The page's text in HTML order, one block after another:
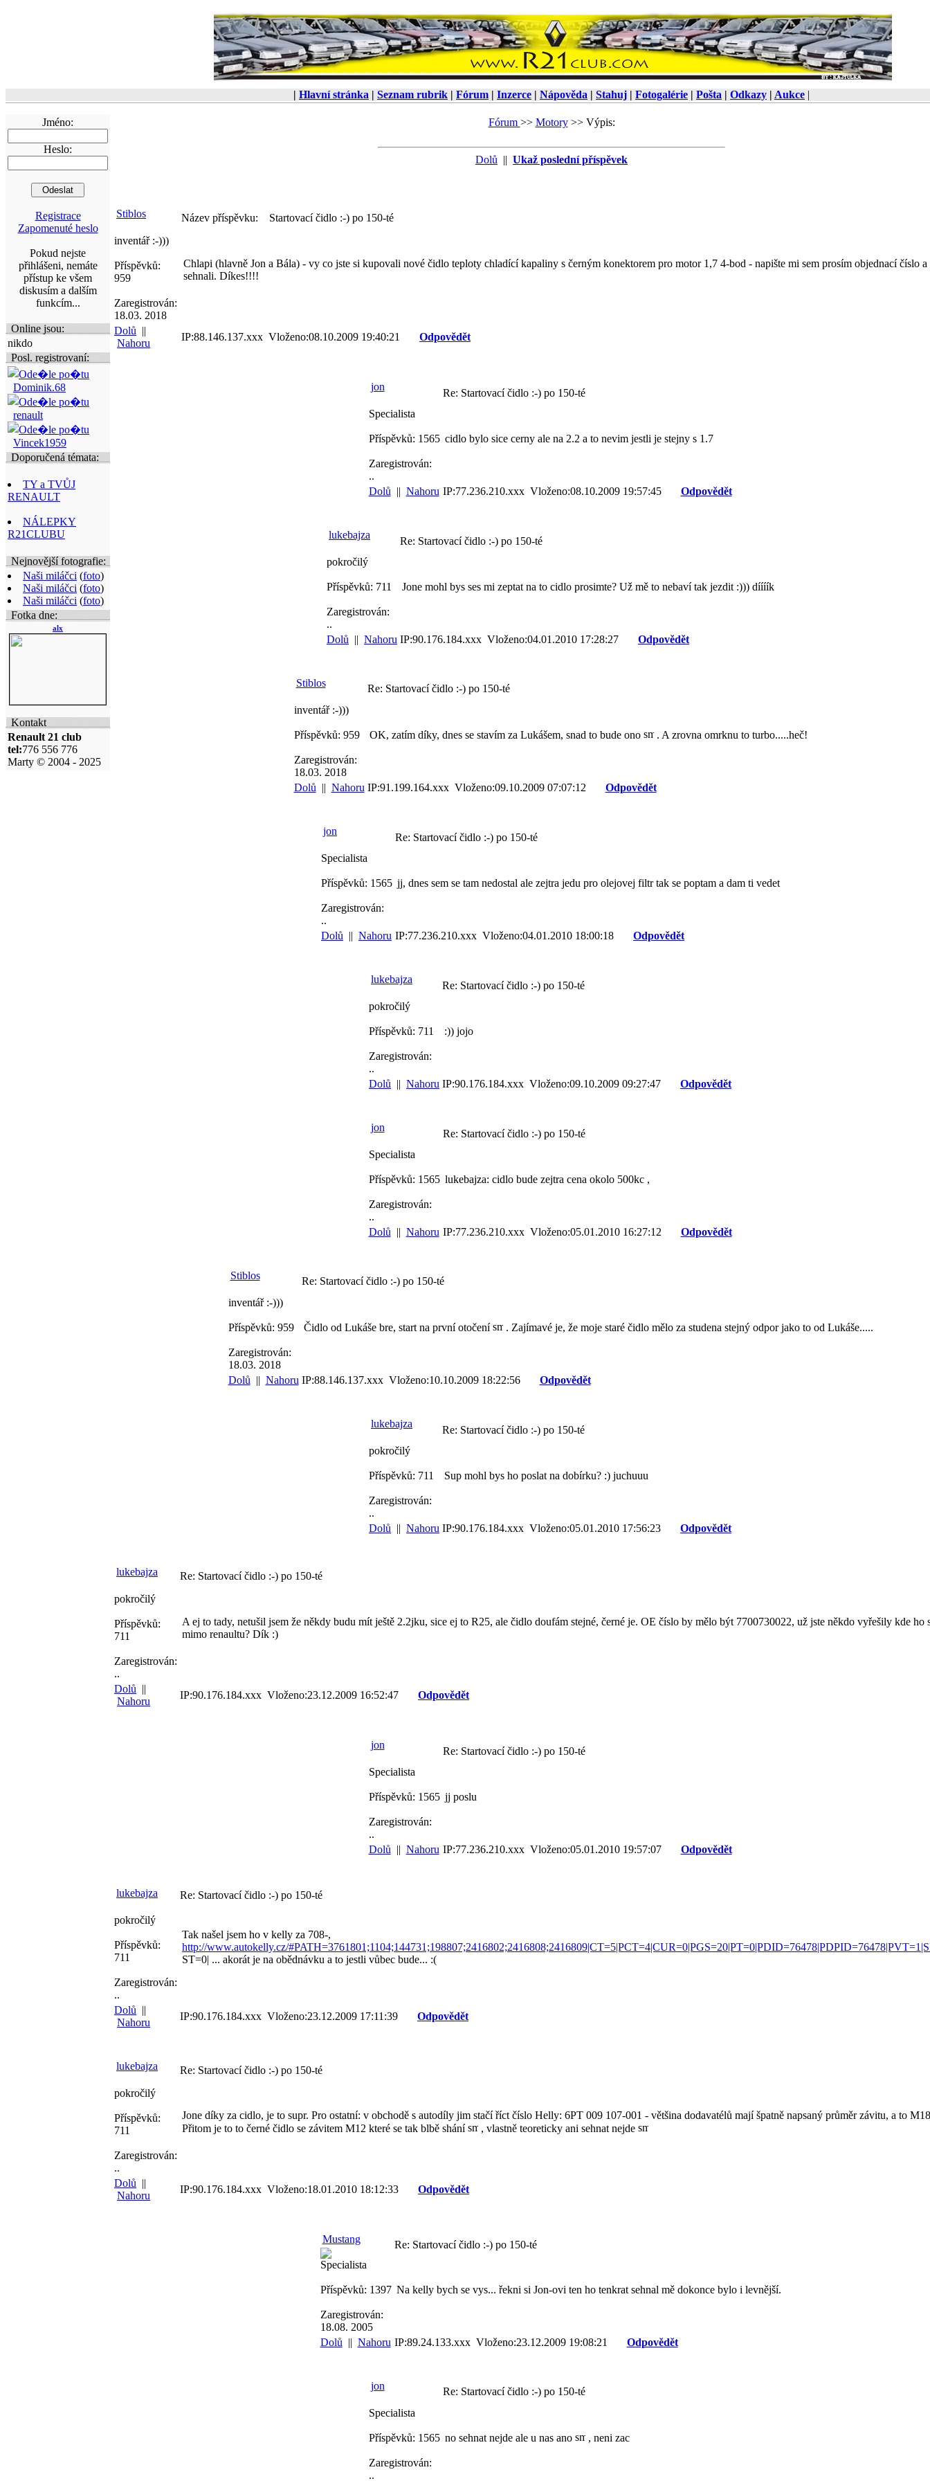
| Hlavní stránka | Seznam rubrik | Fórum | Inzerce | Nápověda | Stahuj | Fotogalérie | Pošta | Odkazy | Aukce |
Jméno:
Heslo:
Registrace
Zapomenuté heslo
Pokud nejste
přihlášeni, nemáte
přístup ke všem
diskusím a dalším
funkcím...
Online jsou:
nikdo
Posl. registrovaní:
Dominik.68
renault
Vincek1959
Doporučená témata:
TY a TVŮJ
RENAULT
NÁLEPKY
R21CLUBU
Nejnovější fotografie:
Naši miláčci (foto)
Naši miláčci (foto)
Naši miláčci (foto)
Fotka dne:
alx
Kontakt
Renault 21 club
tel:776 556 776
Marty © 2004 - 2025
Fórum >> Motory>> Výpis:
Dolů || Ukaž poslední příspěvek
Stiblos
inventář :-)))
Příspěvků:
959
Zaregistrován:
18.03. 2018
Název příspěvku: Startovací čidlo :-) po 150-té
Chlapi (hlavně Jon a Bála) - vy co jste si kupovali nové čidlo teploty chladící kapaliny s černým konektorem pro motor 1,7 4-bod - napište mi sem prosím objednací číslo a
sehnali. Díkes!!!!
Dolů ||
Nahoru
IP:88.146.137.xxx Vloženo:08.10.2009 19:40:21 Odpovědět
jon
Specialista
Příspěvků: 1565
Zaregistrován:
..
Re: Startovací čidlo :-) po 150-té
cidlo bylo sice cerny ale na 2.2 a to nevim jestli je stejny s 1.7
Dolů || Nahoru IP:77.236.210.xxx Vloženo:08.10.2009 19:57:45 Odpovědět
lukebajza
pokročilý
Příspěvků: 711
Zaregistrován:
..
Re: Startovací čidlo :-) po 150-té
Jone mohl bys ses mi zeptat na to cidlo prosimte? Už mě to nebaví tak jezdit :))) díííík
Dolů || Nahoru IP:90.176.184.xxx Vloženo:04.01.2010 17:28:27 Odpovědět
Stiblos
inventář :-)))
Příspěvků: 959
Zaregistrován:
18.03. 2018
Re: Startovací čidlo :-) po 150-té
OK, zatím díky, dnes se stavím za Lukášem, snad to bude ono . A zrovna omrknu to turbo.....heč!
Dolů || Nahoru IP:91.199.164.xxx Vloženo:09.10.2009 07:07:12 Odpovědět
jon
Specialista
Příspěvků: 1565
Zaregistrován:
..
Re: Startovací čidlo :-) po 150-té
jj, dnes sem se tam nedostal ale zejtra jedu pro olejovej filtr tak se poptam a dam ti vedet
Dolů || Nahoru IP:77.236.210.xxx Vloženo:04.01.2010 18:00:18 Odpovědět
lukebajza
pokročilý
Příspěvků: 711
Zaregistrován:
..
Re: Startovací čidlo :-) po 150-té
:)) jojo
Dolů || Nahoru IP:90.176.184.xxx Vloženo:09.10.2009 09:27:47 Odpovědět
jon
Specialista
Příspěvků: 1565
Zaregistrován:
..
Re: Startovací čidlo :-) po 150-té
lukebajza: cidlo bude zejtra cena okolo 500kc ,
Dolů || Nahoru IP:77.236.210.xxx Vloženo:05.01.2010 16:27:12 Odpovědět
Stiblos
inventář :-)))
Příspěvků: 959
Zaregistrován:
18.03. 2018
Re: Startovací čidlo :-) po 150-té
Čidlo od Lukáše bre, start na první otočení . Zajímavé je, že moje staré čidlo mělo za studena stejný odpor jako to od Lukáše.....
Dolů || Nahoru IP:88.146.137.xxx Vloženo:10.10.2009 18:22:56 Odpovědět
lukebajza
pokročilý
Příspěvků: 711
Zaregistrován:
..
Re: Startovací čidlo :-) po 150-té
Sup mohl bys ho poslat na dobírku? :) juchuuu
Dolů || Nahoru IP:90.176.184.xxx Vloženo:05.01.2010 17:56:23 Odpovědět
lukebajza
pokročilý
Příspěvků:
711
Zaregistrován:
..
Re: Startovací čidlo :-) po 150-té
A ej to tady, netušil jsem že někdy budu mít ještě 2.2jku, sice ej to R25, ale čidlo doufám stejné, černé je. OE číslo by mělo být 7700730022, už jste někdo vyřešily kde ho
mimo renaultu? Dík :)
Dolů ||
Nahoru
IP:90.176.184.xxx Vloženo:23.12.2009 16:52:47 Odpovědět
jon
Specialista
Příspěvků: 1565
Zaregistrován:
..
Re: Startovací čidlo :-) po 150-té
jj poslu
Dolů || Nahoru IP:77.236.210.xxx Vloženo:05.01.2010 19:57:07 Odpovědět
lukebajza
pokročilý
Příspěvků:
711
Zaregistrován:
..
Re: Startovací čidlo :-) po 150-té
Tak našel jsem ho v kelly za 708-,
http://www.autokelly.cz/
ST=0| ... akorát je na obědnávku a to jestli vůbec bude... :(
Dolů ||
Nahoru
IP:90.176.184.xxx Vloženo:23.12.2009 17:11:39 Odpovědět
lukebajza
pokročilý
Příspěvků:
711
Zaregistrován:
..
Re: Startovací čidlo :-) po 150-té
Jone díky za cidlo, je to supr. Pro ostatní: v obchodě s autodíly jim stačí říct číslo Helly: 6PT 009 107-001 - většina dodavatélů mají špatně napsaný průměr závitu, a to
Přitom je to to černé čidlo se závitem M12 které se tak blbě shání
, vlastně teoreticky ani sehnat nejde
Dolů ||
Nahoru
IP:90.176.184.xxx Vloženo:18.01.2010 18:12:33 Odpovědět
Mustang
Specialista
Příspěvků: 1397
Zaregistrován:
18.08. 2005
Re: Startovací čidlo :-) po 150-té
Na kelly bych se vys... řekni si Jon-ovi ten ho tenkrat sehnal mě dokonce bylo i levnější.
Dolů || Nahoru IP:89.24.133.xxx Vloženo:23.12.2009 19:08:21 Odpovědět
jon
Specialista
Příspěvků: 1565
Zaregistrován:
..
Re: Startovací čidlo :-) po 150-té
no sehnat nejde ale u nas ano , neni zac